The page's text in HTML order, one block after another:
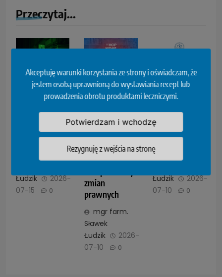
Akceptuję warunki korzystania ze strony i oświadczam, że
jestem osobą uprawnioną do wystawiania recept lub
prowadzenia obrotu produktami leczniczymi.
Potwierdzam i wchodzę
Rezygnuję z wejścia na stronę
Przeczytaj...
NIA wnioskuje
do Ministry
Zdrowia o
wyjaśnienia.
dyżury
Łudzik
2026-
07-15
0
Indywidualna
praktyka
zawodowa
farmaceutów?
Zdecydowanie
tak, ale pod
warunkiem
wprowadzenia
zmian
prawnych
mgr farm.
Sławek
Łudzik
2026-
07-10
0
Wycofanie z
obrotu
Docetaxel
Accord –
Accord
Healthcare
Łudzik
2026-
07-10
0